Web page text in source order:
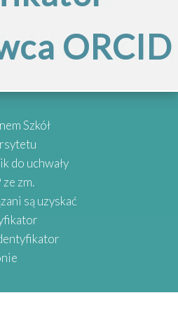
reorganizacji
obsługą
się
ORCID
Szkół
do uchwały
zm.
są uzyskać
osób,
doktora.
doktoranckich
o swoich